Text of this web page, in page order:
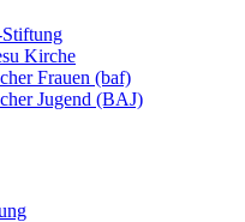
Kirche
Frauen (baf)
Jugend (BAJ)